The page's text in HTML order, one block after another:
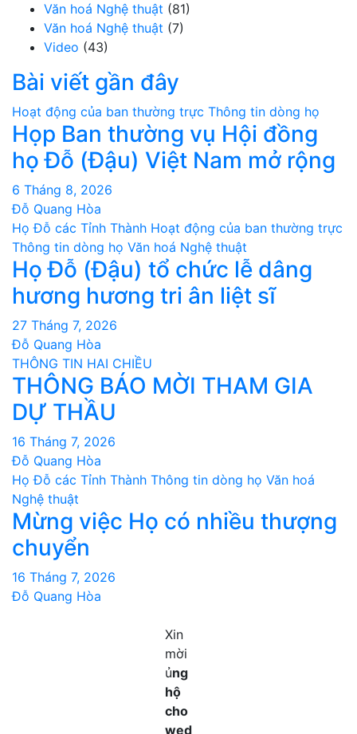
Văn hoá Nghệ thuật (81)
Văn hoá Nghệ thuật (7)
Video (43)
Bài viết gần đây
Hoạt động của ban thường trực Thông tin dòng họ
Họp Ban thường vụ Hội đồng
họ Đỗ (Đậu) Việt Nam mở rộng
6 Tháng 8, 2026
Đỗ Quang Hòa
Họ Đỗ các Tỉnh Thành Hoạt động của ban thường trực
Thông tin dòng họ Văn hoá Nghệ thuật
Họ Đỗ (Đậu) tổ chức lễ dâng
hương hương tri ân liệt sĩ
27 Tháng 7, 2026
Đỗ Quang Hòa
THÔNG TIN HAI CHIỀU
THÔNG BÁO MỜI THAM GIA
DỰ THẦU
16 Tháng 7, 2026
Đỗ Quang Hòa
Họ Đỗ các Tỉnh Thành Thông tin dòng họ Văn hoá
Nghệ thuật
Mừng việc Họ có nhiều thượng
chuyển
16 Tháng 7, 2026
Đỗ Quang Hòa
Xin
mời
ủng
hộ
cho
wed